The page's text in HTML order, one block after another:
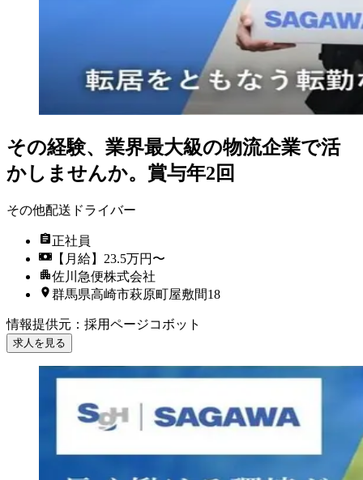
その経験、業界最大級の物流企業で活
かしませんか。賞与年2回
その他配送ドライバー
正社員
【月給】23.5万円〜
佐川急便株式会社
群馬県高崎市萩原町屋敷間18
情報提供元 ： 採用ページコボット
求人を見る